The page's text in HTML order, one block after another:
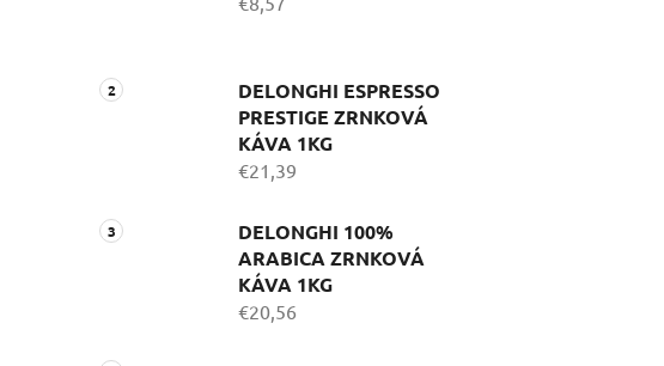
DELONGHI ESPRESSO
PRESTIGE ZRNKOVÁ
KÁVA 1KG
€21,39
DELONGHI 100%
ARABICA ZRNKOVÁ
KÁVA 1KG
€20,56